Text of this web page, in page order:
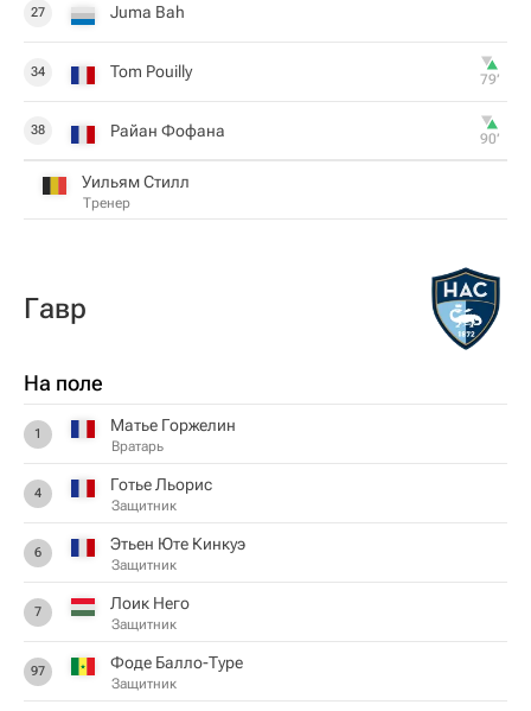
27 Juma Bah
34 Tom Pouilly 79‎’‎
38 Райан Фофана 90‎’‎
Уильям Стилл
Тренер
Гавр
На поле
1 Матье Горжелин
Вратарь
4 Готье Льорис
Защитник
6 Этьен Юте Кинкуэ
Защитник
7 Лоик Него
Защитник
97 Фоде Балло-Туре
Защитник